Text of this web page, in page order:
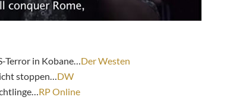
in Kobane… Der Westen
stoppen… DW
RP Online